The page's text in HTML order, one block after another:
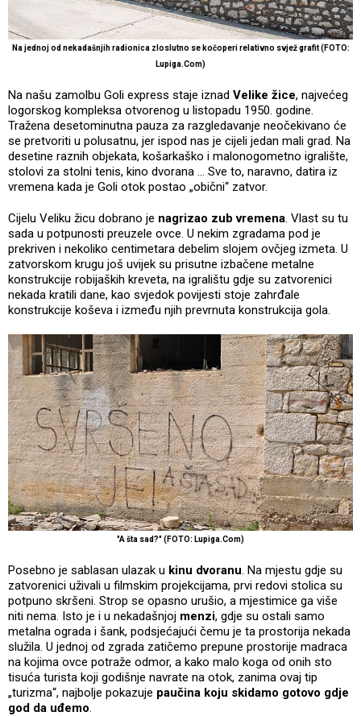
Na jednoj od nekadašnjih radionica zloslutno se kočoperi relativno svjež grafit (FOTO:
Lupiga.Com)
Na našu zamolbu Goli express staje iznad Velike žice, najvećeg
logorskog kompleksa otvorenog u listopadu 1950. godine.
Tražena desetominutna pauza za razgledavanje neočekivano će
se pretvoriti u polusatnu, jer ispod nas je cijeli jedan mali grad. Na
desetine raznih objekata, košarkaško i malonogometno igralište,
stolovi za stolni tenis, kino dvorana … Sve to, naravno, datira iz
vremena kada je Goli otok postao „obični“ zatvor.
Cijelu Veliku žicu dobrano je nagrizao zub vremena. Vlast su tu
sada u potpunosti preuzele ovce. U nekim zgradama pod je
prekriven i nekoliko centimetara debelim slojem ovčjeg izmeta. U
zatvorskom krugu još uvijek su prisutne izbačene metalne
konstrukcije robijaških kreveta, na igralištu gdje su zatvorenici
nekada kratili dane, kao svjedok povijesti stoje zahrđale
konstrukcije koševa i između njih prevrnuta konstrukcija gola.
"A šta sad?" (FOTO: Lupiga.Com)
Posebno je sablasan ulazak u kinu dvoranu. Na mjestu gdje su
zatvorenici uživali u filmskim projekcijama, prvi redovi stolica su
potpuno skršeni. Strop se opasno urušio, a mjestimice ga više
niti nema. Isto je i u nekadašnjoj menzi, gdje su ostali samo
metalna ograda i šank, podsjećajući čemu je ta prostorija nekada
služila. U jednoj od zgrada zatičemo prepune prostorije madraca
na kojima ovce potraže odmor, a kako malo koga od onih sto
tisuća turista koji godišnje navrate na otok, zanima ovaj tip
„turizma“, najbolje pokazuje paučina koju skidamo gotovo gdje
god da uđemo.